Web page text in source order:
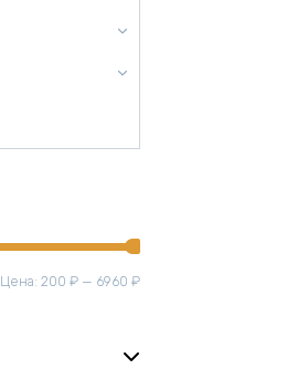
Минимальная
Максимальная
Цена: 200 ₽ — 6960 ₽